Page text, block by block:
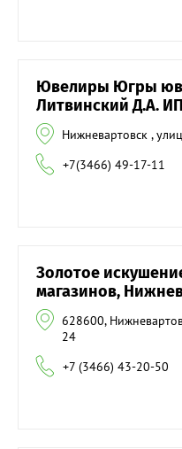
Ювелиры Югры
Литвинский Д.А.
Нижневартовск ,
+7(3466) 49-17-11
Золотое
магазинов,
628600,
24
+7 (3466) 43-20-50